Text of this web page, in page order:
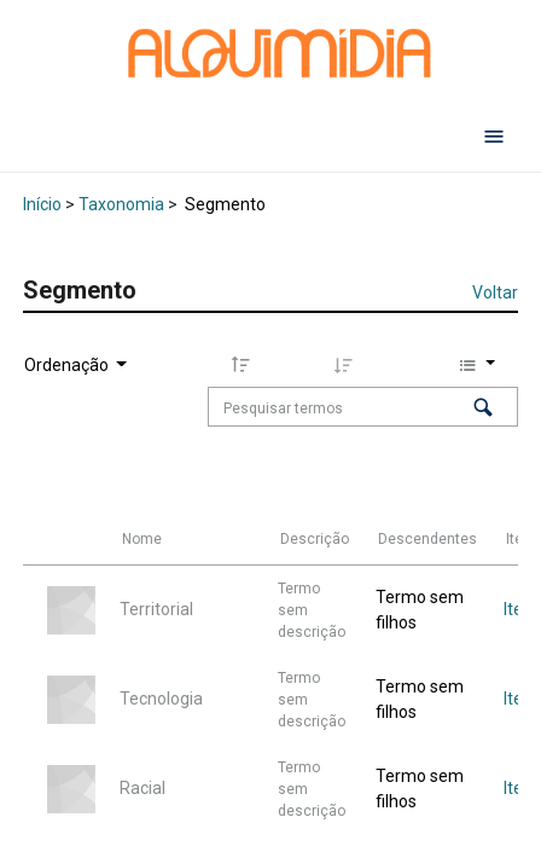
Início > Taxonomia> Segmento
Segmento Voltar
Ordenação
Nome Descrição Descendentes Itens
Territorial
Termo
sem
descrição
Termo sem
filhos
Itens
Tecnologia
Termo
sem
descrição
Termo sem
filhos
Itens
Racial
Termo
sem
descrição
Termo sem
filhos
Item